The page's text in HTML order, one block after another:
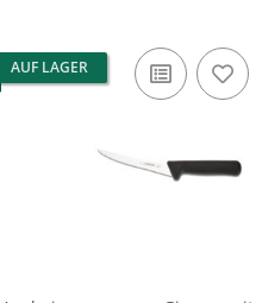
AUF LAGER